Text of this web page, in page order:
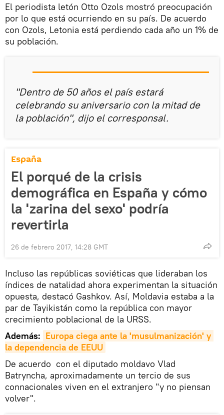
El periodista letón Otto Ozols mostró preocupación
por lo que está ocurriendo en su país. De acuerdo
con Ozols, Letonia está perdiendo cada año un 1% de
su población.
"Dentro de 50 años el país estará
celebrando su aniversario con la mitad de
la población", dijo el corresponsal.
España
El porqué de la crisis
demográfica en España y cómo
la 'zarina del sexo' podría
revertirla
26 de febrero 2017, 14:28 GMT
Incluso las repúblicas soviéticas que lideraban los
índices de natalidad ahora experimentan la situación
opuesta, destacó Gashkov. Así, Moldavia estaba a la
par de Tayikistán como la república con mayor
crecimiento poblacional de la URSS.
Además: Europa ciega ante la 'musulmanización' y
la dependencia de EEUU
De acuerdo con el diputado moldavo Vlad
Batryncha, aproximadamente un tercio de sus
connacionales viven en el extranjero "y no piensan
volver".